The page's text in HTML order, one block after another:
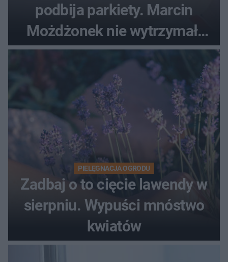
podbija parkiety. Marcin
Możdżonek nie wytrzymał:
"Skandaliczna sytuacja"
PIELĘGNACJA OGRODU
Zadbaj o to cięcie lawendy w
sierpniu. Wypuści mnóstwo
kwiatów